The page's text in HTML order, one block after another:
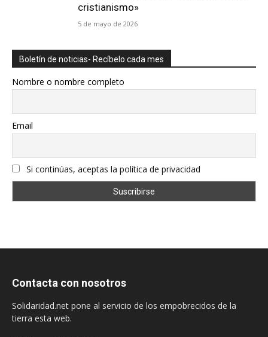
cristianismo»
5 de mayo de 2026
Boletín de noticias- Recíbelo cada mes
Nombre o nombre completo
Email
Si continúas, aceptas la política de privacidad
Contacta con nosotros
Solidaridad.net pone al servicio de los empobrecidos de la
tierra esta web.